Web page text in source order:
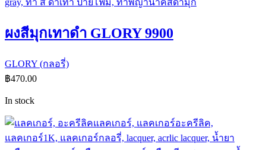
ผงสีมุกเทาดำ GLORY 9900
GLORY (กลอรี่)
฿470.00
In stock